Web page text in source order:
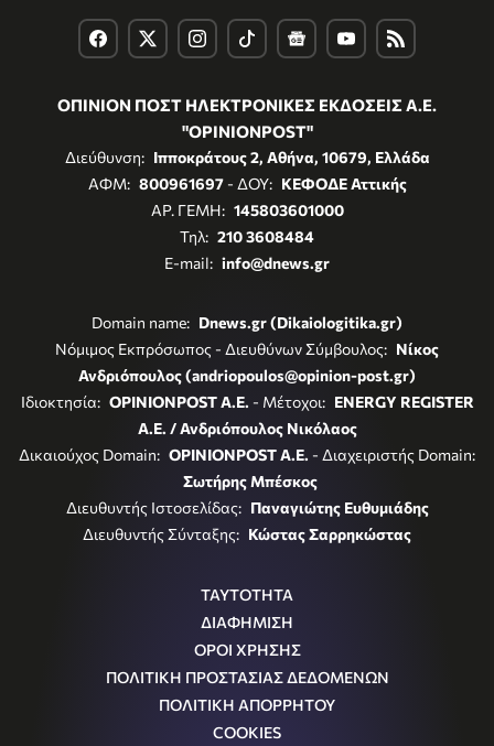
ΟΠΙΝΙΟΝ ΠΟΣΤ ΗΛΕΚΤΡΟΝΙΚΕΣ ΕΚΔΟΣΕΙΣ Α.Ε.
"OPINIONPOST"
Διεύθυνση: Ιπποκράτους 2, Αθήνα, 10679, Ελλάδα
ΑΦΜ: 800961697- ΔΟΥ: ΚΕΦΟΔΕ Αττικής
ΑΡ. ΓΕΜΗ: 145803601000
Τηλ: 210 3608484
E-mail: info@dnews.gr
Domain name: Dnews.gr (Dikaiologitika.gr)
Νόμιμος Εκπρόσωπος - Διευθύνων Σύμβουλος: Νίκος
Ανδριόπουλος (andriopoulos@opinion-post.gr)
Ιδιοκτησία: OPINIONPOST A.E. - Μέτοχοι: ENERGY REGISTER
Α.Ε. / Ανδριόπουλος Νικόλαος
Δικαιούχος Domain: OPINIONPOST A.E. - Διαχειριστής Domain:
Σωτήρης Μπέσκος
Διευθυντής Ιστοσελίδας: Παναγιώτης Ευθυμιάδης
Διευθυντής Σύνταξης: Κώστας Σαρρηκώστας
ΤΑΥΤΟΤΗΤΑ
ΔΙΑΦΗΜΙΣΗ
ΟΡΟΙ ΧΡΗΣΗΣ
ΠΟΛΙΤΙΚΗ ΠΡΟΣΤΑΣΙΑΣ ΔΕΔΟΜΕΝΩΝ
ΠΟΛΙΤΙΚΗ ΑΠΟΡΡΗΤΟΥ
COOKIES